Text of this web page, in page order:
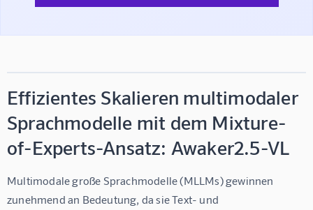
Effizientes Skalieren multimodaler
Sprachmodelle mit dem Mixture-
of-Experts-Ansatz: Awaker2.5-VL
Multimodale große Sprachmodelle (MLLMs) gewinnen
zunehmend an Bedeutung, da sie Text- und